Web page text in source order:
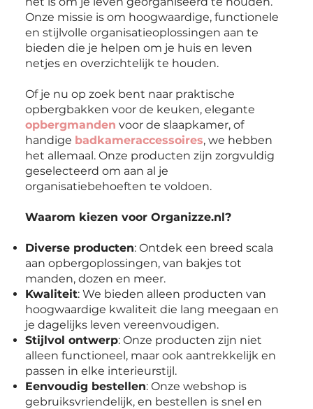
Onze missie is om hoogwaardige, functionele
en stijlvolle organisatieoplossingen aan te
bieden die je helpen om je huis en leven
netjes en overzichtelijk te houden.
Of je nu op zoek bent naar praktische
opbergbakken voor de keuken, elegante
opbergmanden voor de slaapkamer, of
handige badkameraccessoires, we hebben
het allemaal. Onze producten zijn zorgvuldig
geselecteerd om aan al je
organisatiebehoeften te voldoen.
Waarom kiezen voor Organizze.nl?
Diverse producten: Ontdek een breed scala
aan opbergoplossingen, van bakjes tot
manden, dozen en meer.
Kwaliteit: We bieden alleen producten van
hoogwaardige kwaliteit die lang meegaan en
je dagelijks leven vereenvoudigen.
Stijlvol ontwerp: Onze producten zijn niet
alleen functioneel, maar ook aantrekkelijk en
passen in elke interieurstijl.
Eenvoudig bestellen: Onze webshop is
gebruiksvriendelijk, en bestellen is snel en